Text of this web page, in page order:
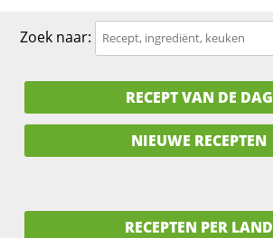
Zoek naar:
RECEPT VAN DE DAG
NIEUWE RECEPTEN
RECEPTEN PER LAND